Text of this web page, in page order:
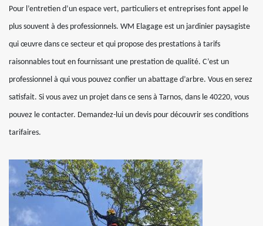
Pour l’entretien d’un espace vert, particuliers et entreprises font appel le
plus souvent à des professionnels. WM Elagage est un jardinier paysagiste
qui œuvre dans ce secteur et qui propose des prestations à tarifs
raisonnables tout en fournissant une prestation de qualité. C’est un
professionnel à qui vous pouvez confier un abattage d’arbre. Vous en serez
satisfait. Si vous avez un projet dans ce sens à Tarnos, dans le 40220, vous
pouvez le contacter. Demandez-lui un devis pour découvrir ses conditions
tarifaires.